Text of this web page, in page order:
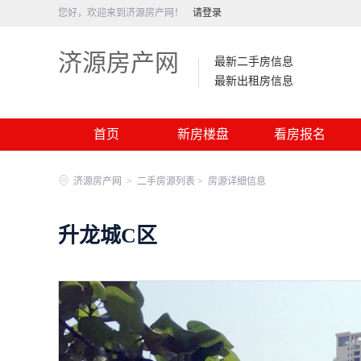
您好，欢迎来到济源房产网！ 请登录
济源房产网
最新二手房信息
最新出租房信息
首页 新房楼盘 看房报名
济源房产网 > 二手房源列表 > 房源详细信息
升龙城C区